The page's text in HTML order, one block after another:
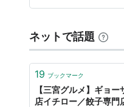
ネットで話題
19 ブックマーク
【三宮グルメ】ギョー
店イチロー／餃子専門